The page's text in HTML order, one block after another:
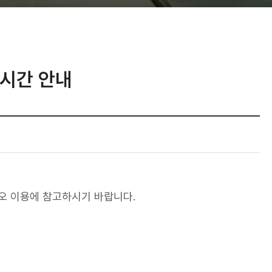
간 안내
이용에 참고하시기 바랍니다.